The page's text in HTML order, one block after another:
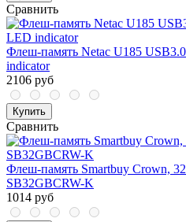
Сравнить
Флеш-память Netac U185
indicator
2106 руб
Купить
Сравнить
Флеш-память Smartbuy Crown,
SB32GBCRW-K
1014 руб